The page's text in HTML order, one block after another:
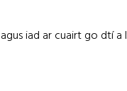
iad ar cuairt go dtí